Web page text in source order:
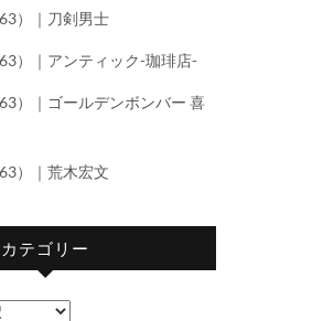
）｜刀剣男士
）｜アンティック-珈琲店-
）｜ゴールデンボンバー 喜
）｜荒木宏文
カテゴリー